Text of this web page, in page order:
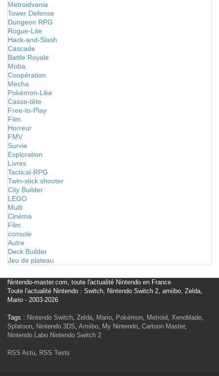
Metroidvania
Tower Defense
Dungeon RPG
Rogue-Lite
Hack-and-Slash
Cascade
Battle Royale
Moba
Coopération
Mecha
Pokémon-Like
Casse-tête
Free-to-Play
Film
Horreur
FMV
Survie
Exploration
Livres
Tactical-RPG
Twin-stick shooter
City Builder
LEGO
Multi
Cinéma
Film
console
Autre
Deck Builder
Jeu de plateau
Nintendo-master.com, toute l'actualité Nintendo en France
Toute l'actualité Nintendo : Switch, Nintendo Switch 2, amiibo, Zelda,
Mario - 2003-2026
Tags : Nintendo Switch, Zelda, Mario, Pokémon, Metroid, Xenoblade,
Splatoon, Nintendo 3DS, Amiibo, My Nintendo, Cartoon Master,
Nintendo Labo Nintendo Switch 2
RSS Actu, RSS Tests